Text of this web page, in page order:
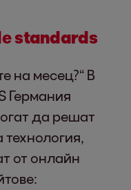
standards
на месец?“ В
Германия
да решат
от онлайн